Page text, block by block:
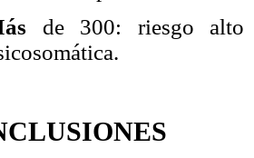
de 300: riesgo alto